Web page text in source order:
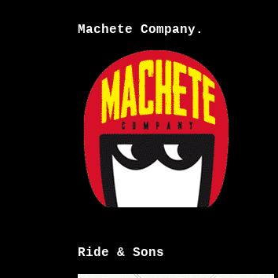
Machete Company.
Ride & Sons